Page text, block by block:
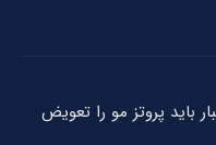
باید پروتز مو را تعویض